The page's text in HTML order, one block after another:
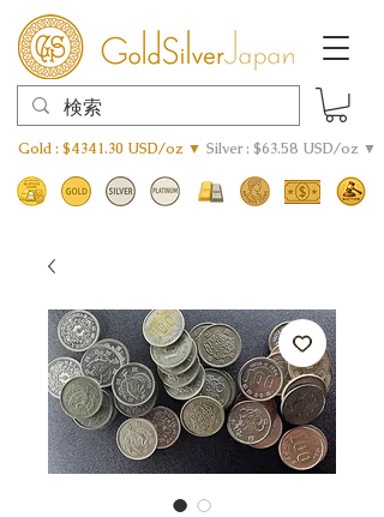
Gold : $4341.30 USD/oz ▼ Silver : $63.58 USD/oz ▼